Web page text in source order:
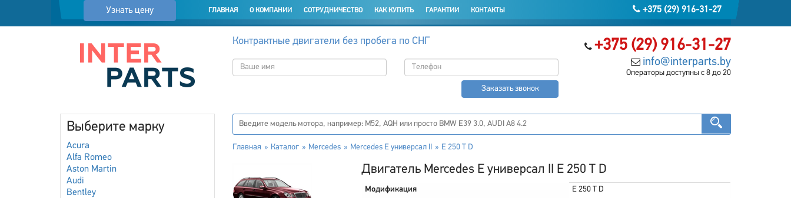
Узнать цену +375 (29) 916-31-27
ГЛАВНАЯ О КОМПАНИИ СОТРУДНИЧЕСТВО КАК КУПИТЬ ГАРАНТИИ КОНТАКТЫ
+375 (29) 916-31-27
info@interparts.by
Операторы доступны с 8 до 20
Контрактные двигатели без пробега по СНГ
Заказать звонок
Выберите марку
Acura
Alfa Romeo
Aston Martin
Audi
Bentley
Главная Каталог Mercedes Mercedes E универсал II E 250 T D
Двигатель Mercedes E универсал II E 250 T D
Модификация
E 250 T D